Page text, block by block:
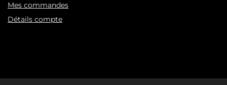
Mes commandes
Détails compte